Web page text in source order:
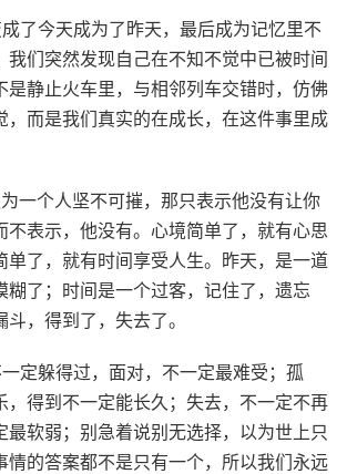
了今天成为了昨天，最后成为记忆里不
我们突然发现自己在不知不觉中已被时间
是静止火车里，与相邻列车交错时，仿佛
，而是我们真实的在成长，在这件事里成
一个人坚不可摧，那只表示他没有让你
不表示，他没有。心境简单了，就有心思
单了，就有时间享受人生。昨天，是一道
糊了；时间是一个过客，记住了，遗忘
，得到了，失去了。
定躲得过，面对，不一定最难受；孤
，得到不一定能长久；失去，不一定不再
最软弱；别急着说别无选择，以为世上只
情的答案都不是只有一个，所以我们永远